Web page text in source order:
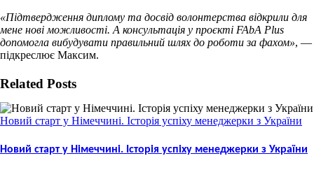
«Підтвердження диплому та досвід волонтерства відкрили для
мене нові можливості. А консультація у проєкті FAbA Plus
допомогла вибудувати правильний шлях до роботи за фахом», —
підкреслює Максим.
Facebook
X
Bluesky
Reddit
LinkedIn
WhatsApp
Telegram
Tumblr
Xing
Email
Copy
Related Posts
Новий старт у Німеччині. Історія успіху менеджерки з України
Новий старт у Німеччині. Історія успіху менеджерки з України